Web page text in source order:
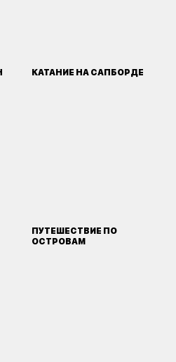
КАТАНИЕ НА САПБОРДЕ
ПУТЕШЕСТВИЕ ПО
ОСТРОВАМ